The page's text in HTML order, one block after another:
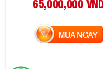
65,000,000 VND
MUA NGAY